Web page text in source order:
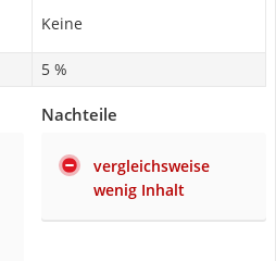
Keine
5 %
Nachteile
vergleichsweise
wenig Inhalt